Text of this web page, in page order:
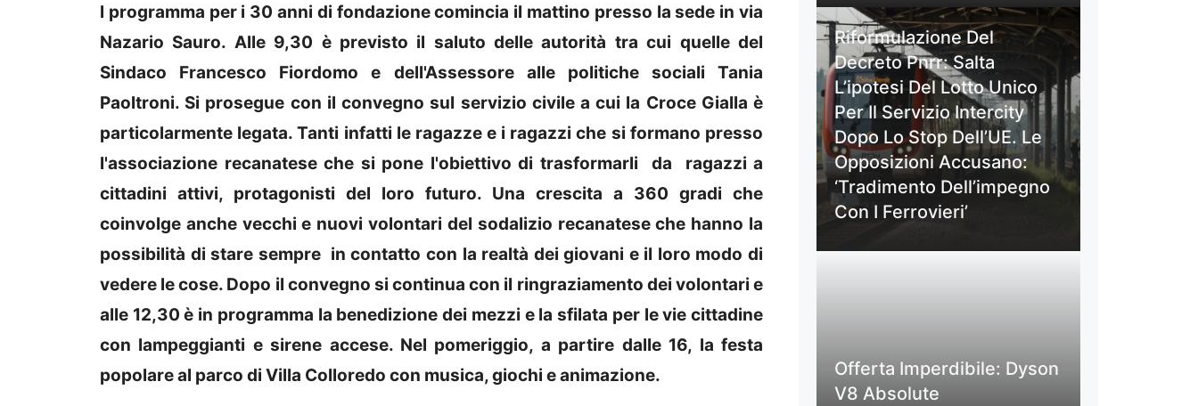
l programma per i 30 anni di fondazione comincia il mattino presso la sede in via
Nazario Sauro. Alle 9,30 è previsto il saluto delle autorità tra cui quelle del
Sindaco Francesco Fiordomo e dell'Assessore alle politiche sociali Tania
Paoltroni. Si prosegue con il convegno sul servizio civile a cui la Croce Gialla è
particolarmente legata. Tanti infatti le ragazze e i ragazzi che si formano presso
l'associazione recanatese che si pone l'obiettivo di trasformarli da ragazzi a
cittadini attivi, protagonisti del loro futuro. Una crescita a 360 gradi che
coinvolge anche vecchi e nuovi volontari del sodalizio recanatese che hanno la
possibilità di stare sempre in contatto con la realtà dei giovani e il loro modo di
vedere le cose. Dopo il convegno si continua con il ringraziamento dei volontari e
alle 12,30 è in programma la benedizione dei mezzi e la sfilata per le vie cittadine
con lampeggianti e sirene accese. Nel pomeriggio, a partire dalle 16, la festa
popolare al parco di Villa Colloredo con musica, giochi e animazione.
Riformulazione Del
Decreto Pnrr: Salta
L’ipotesi Del Lotto Unico
Per Il Servizio Intercity
Dopo Lo Stop Dell’UE. Le
Opposizioni Accusano:
‘Tradimento Dell’impegno
Con I Ferrovieri’
Offerta Imperdibile: Dyson
V8 Absolute